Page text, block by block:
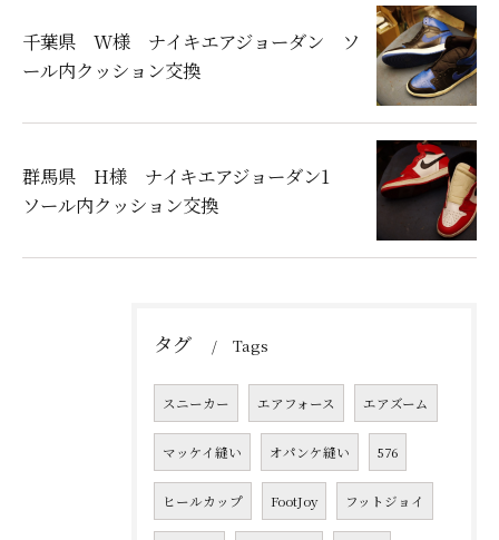
千葉県 W様 ナイキエアジョーダン ソ
ール内クッション交換
群馬県 H様 ナイキエアジョーダン1
ソール内クッション交換
タグ Tags
スニーカー エアフォース エアズーム
マッケイ縫い オパンケ縫い 576
ヒールカップ FootJoy フットジョイ